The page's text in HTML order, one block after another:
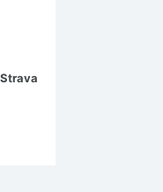
公認大会でした。 強風だ
Strava